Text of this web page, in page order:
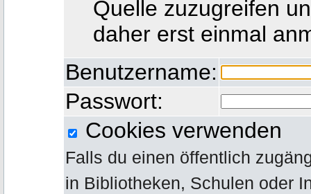
Quelle zuzugreifen
daher erst einmal
Benutzername:
Passwort:
Cookies verwenden
Falls du einen öffentlich
in Bibliotheken, Schulen oder